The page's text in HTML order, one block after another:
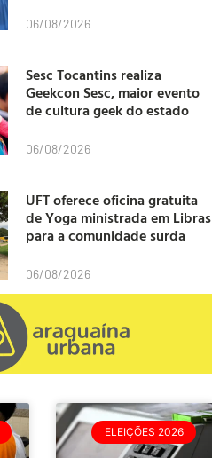
06/08/2026
Sesc Tocantins realiza
Geekcon Sesc, maior evento
de cultura geek do estado
06/08/2026
UFT oferece oficina gratuita
de Yoga ministrada em Libras
para a comunidade surda
06/08/2026
ELEIÇÕES 2026